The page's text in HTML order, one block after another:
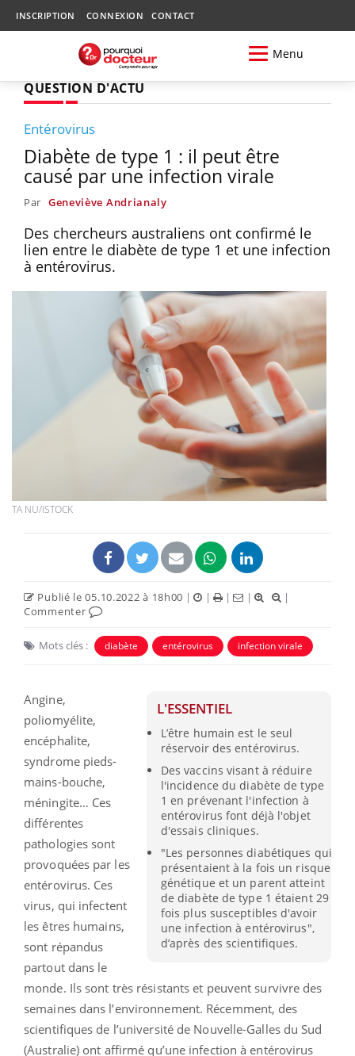
INSCRIPTION CONNEXION CONTACT
Menu
QUESTION D'ACTU
Entérovirus
Diabète de type 1 : il peut être
causé par une infection virale
Par Geneviève Andrianaly
Des chercheurs australiens ont confirmé le
lien entre le diabète de type 1 et une infection
à entérovirus.
TA NU/ISTOCK
Publié le 05.10.2022 à 18h00 | | | |
|
Commenter
Mots clés : diabète entérovirus infection virale
L'ESSENTIEL
L’être humain est le seul
réservoir des entérovirus.
Des vaccins visant à réduire
l'incidence du diabète de type
1 en prévenant l'infection à
entérovirus font déjà l'objet
d'essais cliniques.
"Les personnes diabétiques qui
présentaient à la fois un risque
génétique et un parent atteint
de diabète de type 1 étaient 29
fois plus susceptibles d'avoir
une infection à entérovirus",
d’après des scientifiques.
Angine,
poliomyélite,
encéphalite,
syndrome pieds-
mains-bouche,
méningite… Ces
différentes
pathologies sont
provoquées par les
entérovirus. Ces
virus, qui infectent
les êtres humains,
sont répandus
partout dans le
monde. Ils sont très résistants et peuvent survivre des
semaines dans l’environnement. Récemment, des
scientifiques de l’université de Nouvelle-Galles du Sud
(Australie) ont affirmé qu’une infection à entérovirus